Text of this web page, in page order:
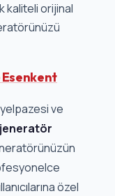
kaliteli orijinal
ve
özel